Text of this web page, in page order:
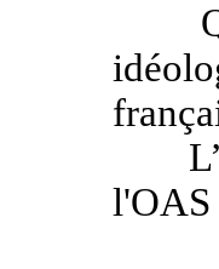
l'OAS